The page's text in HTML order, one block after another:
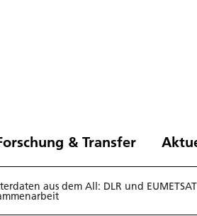
& Transfer
aus dem All: DLR und